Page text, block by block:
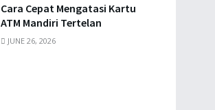
Cara Cepat Mengatasi Kartu
ATM Mandiri Tertelan
JUNE 26, 2026